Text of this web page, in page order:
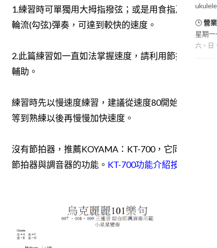
1.練習時可單獨用大拇指撥弦；或是用食指及中指
輪流(勾弦)彈奏，可達到較快的速度。
2.此篇練習如一直如法掌握速度，請利用節拍器來
輔助。
練習時先以慢速度練習，建議從速度80開始練習，
等到熟練以後再慢慢加快速度。
沒有節拍器，推薦KOYAMA：KT-700，它同時有
節拍器與調音器的功能。 KT-700功能介紹按這裡
🕒營
星期
六、日